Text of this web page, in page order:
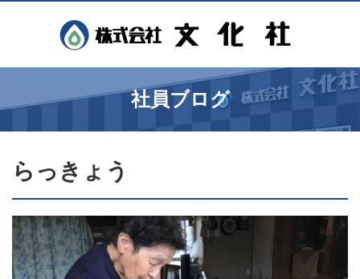
社員ブログ
らっきょう